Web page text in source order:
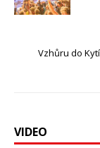
Vzhůru do
VIDEO